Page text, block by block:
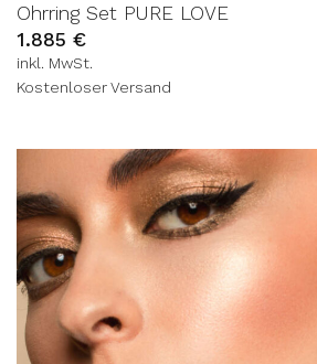
Ohrring Set PURE LOVE
1.885 €
inkl. MwSt.
Kostenloser Versand